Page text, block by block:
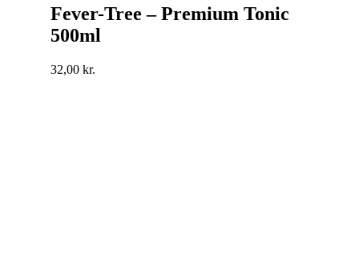
Fever-Tree – Premium Tonic
500ml
32,00 kr.